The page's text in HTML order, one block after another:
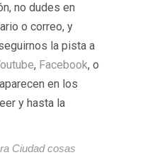
no dudes en
o correo, y
la pista a
, Facebook, o
en los
y hasta la
Ciudad cosas